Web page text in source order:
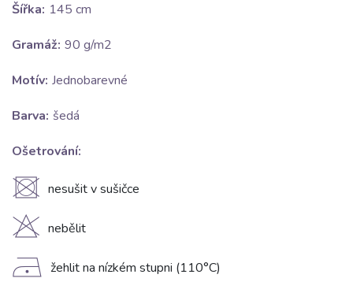
Šířka: 145 cm
Gramáž: 90 g/m2
Motív: Jednobarevné
Barva: šedá
Ošetrování:
U nesušit v sušičce
H nebělit
D žehlit na nízkém stupni (110°C)